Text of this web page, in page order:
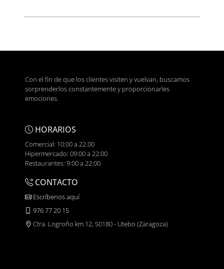
Con el fin de que los clientes visiten y vuelvan, buscamos
sorprenderlos constantemente y proporcionarles
emociones.
HORARIOS
Comercial: 10:00 a 22.00
Hipermercado: 09:00 a 22:00
Restaurantes: 9:00 a 22:00
CONTACTO
Escríbenos aquí
976 77 20 15
Ctra. Logroño km.12, 50180 - Utebo (Zaragoza)